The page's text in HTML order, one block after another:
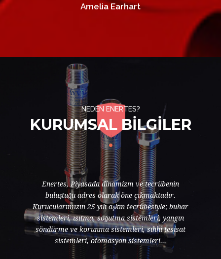
Amelia Earhart
NEDEN ENERTES?
KURUMSAL BİLGİLER
Enertes, Piyasada dinamizm ve tecrübenin
buluştuğu adres olarak öne çıkmaktadır.
Kurucularımızın 25 yılı aşkın tecrübesiyle; buhar
sistemleri, ısıtma, soğutma sistemleri, yangın
söndürme ve korunma sistemleri, sıhhi tesisat
sistemleri, otomasyon sistemleri...